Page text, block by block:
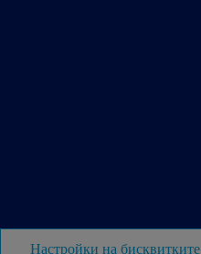
Настройки на бисквитките